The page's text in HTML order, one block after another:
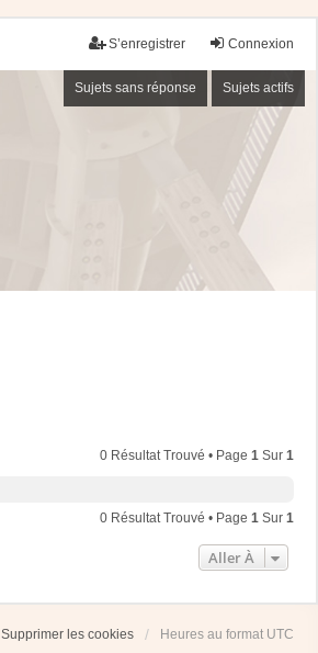
Connexion
S’enregistrer
Sujets sans réponse Sujets actifs
0 Résultat Trouvé • Page 1 Sur 1
0 Résultat Trouvé • Page 1 Sur 1
Aller À
Supprimer les cookies Heures au format UTC